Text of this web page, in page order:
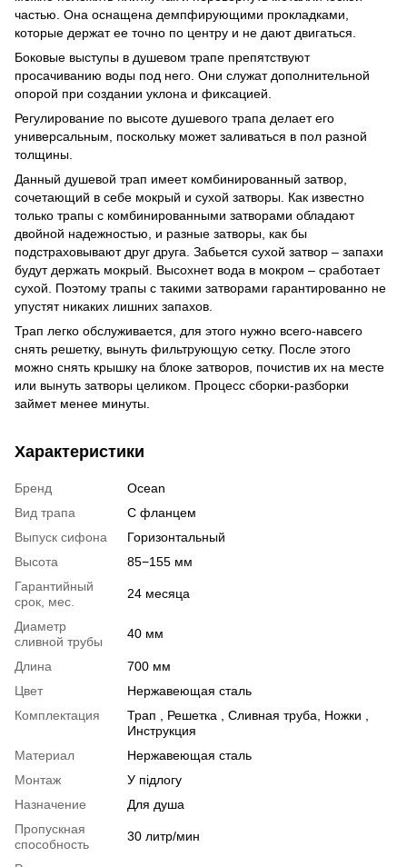
частью. Она оснащена демпфирующими прокладками,
которые держат ее точно по центру и не дают двигаться.
Боковые выступы в душевом трапе препятствуют
просачиванию воды под него. Они служат дополнительной
опорой при создании уклона и фиксацией.
Регулирование по высоте душевого трапа делает его
универсальным, поскольку может заливаться в пол разной
толщины.
Данный душевой трап имеет комбинированный затвор,
сочетающий в себе мокрый и сухой затворы. Как известно
только трапы с комбинированными затворами обладают
двойной надежностью, и разные затворы, как бы
подстраховывают друг друга. Забьется сухой затвор – запахи
будут держать мокрый. Высохнет вода в мокром – сработает
сухой. Поэтому трапы с такими затворами гарантированно не
упустят никаких лишних запахов.
Трап легко обслуживается, для этого нужно всего-навсего
снять решетку, вынуть фильтрующую сетку. После этого
можно снять крышку на блоке затворов, почистив их на месте
или вынуть затворы целиком. Процесс сборки-разборки
займет менее минуты.
Характеристики
Бренд
Ocean
Вид трапа
С фланцем
Выпуск сифона
Горизонтальный
Высота
85−155 мм
Гарантийный
срок, мес.
24 месяца
Диаметр
сливной трубы
40 мм
Длина
700 мм
Цвет
Нержавеющая сталь
Комплектация
Трап , Решетка , Сливная труба, Ножки ,
Инструкция
Материал
Нержавеющая сталь
Монтаж
У підлогу
Назначение
Для душа
Пропускная
способность
30 литр/мин